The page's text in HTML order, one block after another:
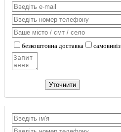
безкоштовна доставка самовивіз